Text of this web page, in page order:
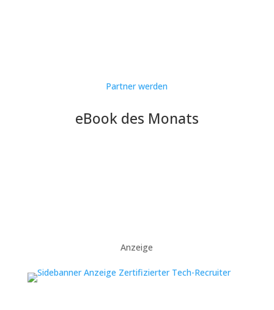
Partner werden
eBook des Monats
Anzeige